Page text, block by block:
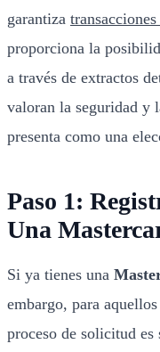
garantiza
proporciona la
a través de extractos
valoran la seguridad y
presenta como una
Paso 1:
Una
Si ya tienes una
embargo, para
proceso de solicitud